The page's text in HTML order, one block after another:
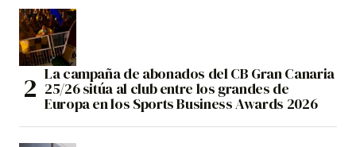
La campaña de abonados del CB Gran Canaria
25/26 sitúa al club entre los grandes de
Europa en los Sports Business Awards 2026